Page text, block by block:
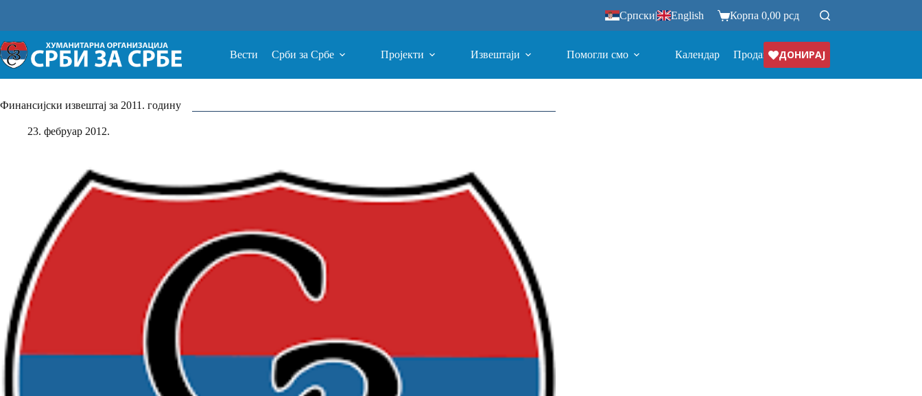
Српски| English Корпа 0,00 рсд
Вести Срби за Србе Пројекти Извештаји Помогли смо Календар ПродавницаДОНИРАЈ
Финансијски извештај за 2011. годину
23. фебруар 2012.